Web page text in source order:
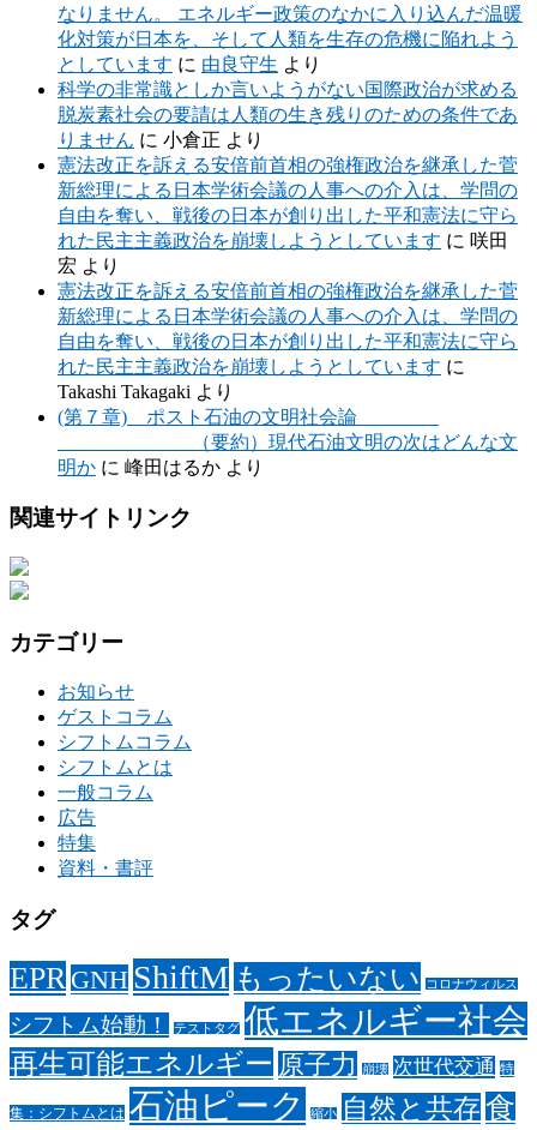
なりません。 エネルギー政策のなかに入り込んだ温暖
化対策が日本を、そして人類を生存の危機に陥れよう
としています に 由良守生 より
科学の非常識としか言いようがない国際政治が求める
脱炭素社会の要請は人類の生き残りのための条件であ
りません に 小倉正 より
憲法改正を訴える安倍前首相の強権政治を継承した菅
新総理による日本学術会議の人事への介入は、学問の
自由を奪い、戦後の日本が創り出した平和憲法に守ら
れた民主主義政治を崩壊しようとしています に 咲田
宏 より
憲法改正を訴える安倍前首相の強権政治を継承した菅
新総理による日本学術会議の人事への介入は、学問の
自由を奪い、戦後の日本が創り出した平和憲法に守ら
れた民主主義政治を崩壊しようとしています に
Takashi Takagaki より
(第７章) ポスト石油の文明社会論
（要約）現代石油文明の次はどんな文
明か に 峰田はるか より
関連サイトリンク
カテゴリー
お知らせ
ゲストコラム
シフトムコラム
シフトムとは
一般コラム
広告
特集
資料・書評
タグ
EPR GNH ShiftM もったいない コロナウィルス
シフトム始動！ テストタグ 低エネルギー社会
再生可能エネルギー 原子力 崩壊 次世代交通 特
集：シフトムとは 石油ピーク 縮小 自然と共存食